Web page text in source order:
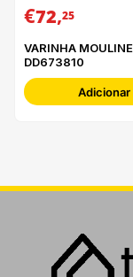
€72,25
VARINHA
DD673810
Adicionar